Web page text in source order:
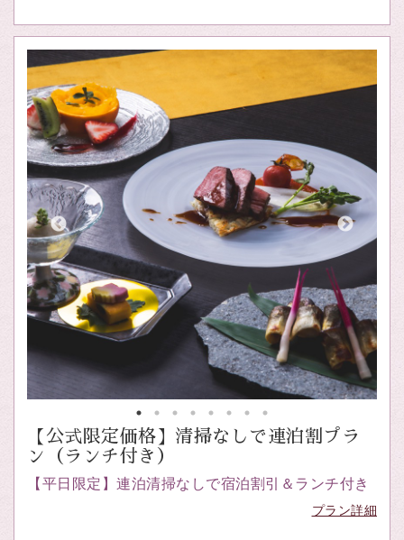
【公式限定価格】清掃なしで連泊割プラ
ン（ランチ付き）
【平日限定】連泊清掃なしで宿泊割引＆ランチ付き
プラン詳細